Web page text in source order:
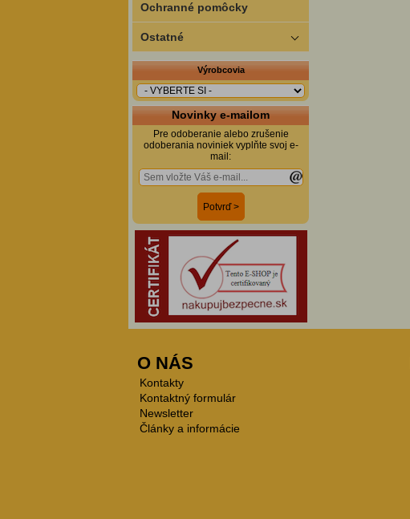
Ochranné pomôcky
Ostatné
Výrobcovia
Novinky e-mailom
Pre odoberanie alebo zrušenie
odoberania noviniek vyplňte svoj e-
mail:
O NÁS
Kontakty
Kontaktný formulár
Newsletter
Články a informácie